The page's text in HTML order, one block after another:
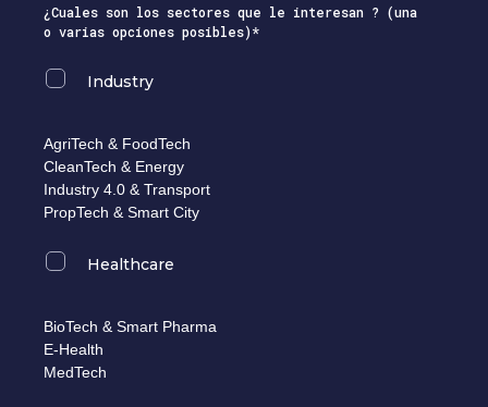
¿Cuales son los sectores que le interesan ? (una
o varias opciones posibles)*
Industry
AgriTech & FoodTech
CleanTech & Energy
Industry 4.0 & Transport
PropTech & Smart City
Healthcare
BioTech & Smart Pharma
E-Health
MedTech